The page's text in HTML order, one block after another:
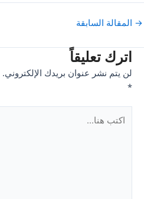
Post
→ المقالة السابقة
اترك تعليقاً
لن يتم نشر عنوان بريدك الإلكتروني.
*
هنا...